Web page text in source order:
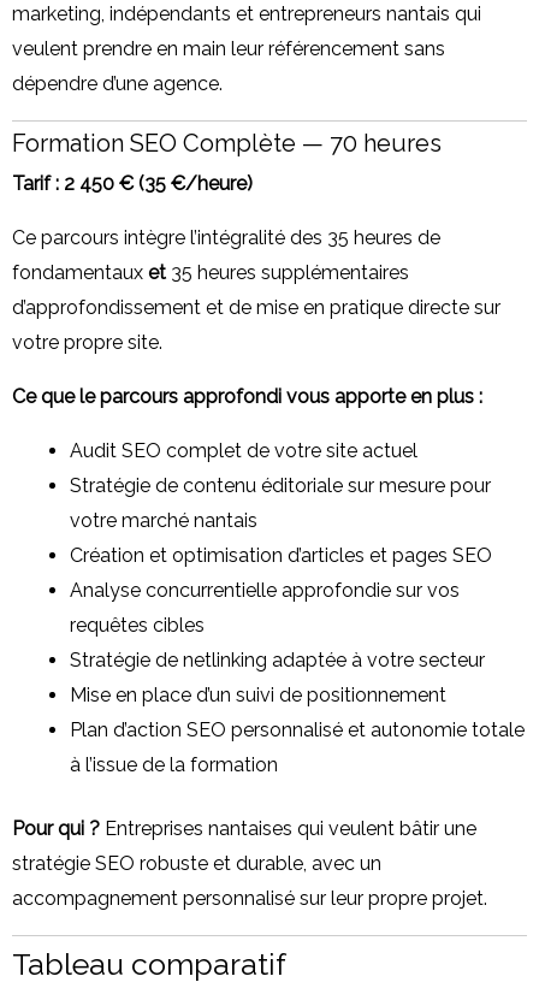
marketing, indépendants et entrepreneurs nantais qui
veulent prendre en main leur référencement sans
dépendre d’une agence.
Formation SEO Complète — 70 heures
Tarif : 2 450 € (35 €/heure)
Ce parcours intègre l’intégralité des 35 heures de
fondamentaux et 35 heures supplémentaires
d’approfondissement et de mise en pratique directe sur
votre propre site.
Ce que le parcours approfondi vous apporte en plus :
Audit SEO complet de votre site actuel
Stratégie de contenu éditoriale sur mesure pour
votre marché nantais
Création et optimisation d’articles et pages SEO
Analyse concurrentielle approfondie sur vos
requêtes cibles
Stratégie de netlinking adaptée à votre secteur
Mise en place d’un suivi de positionnement
Plan d’action SEO personnalisé et autonomie totale
à l’issue de la formation
Pour qui ? Entreprises nantaises qui veulent bâtir une
stratégie SEO robuste et durable, avec un
accompagnement personnalisé sur leur propre projet.
Tableau comparatif